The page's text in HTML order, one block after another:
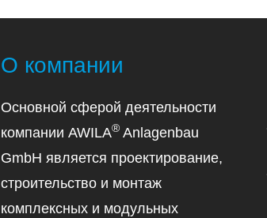
О компании
Основной сферой деятельности
компании AWILA®Anlagenbau
GmbH является проектирование,
строительство и монтаж
комплексных и модульных